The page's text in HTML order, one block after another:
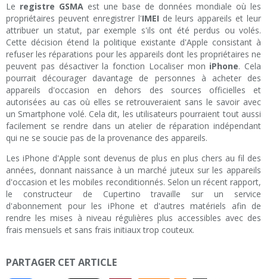
Le registre GSMA est une base de données mondiale où les
propriétaires peuvent enregistrer l'IMEI de leurs appareils et leur
attribuer un statut, par exemple s'ils ont été perdus ou volés.
Cette décision étend la politique existante d'Apple consistant à
refuser les réparations pour les appareils dont les propriétaires ne
peuvent pas désactiver la fonction Localiser mon iPhone. Cela
pourrait décourager davantage de personnes à acheter des
appareils d'occasion en dehors des sources officielles et
autorisées au cas où elles se retrouveraient sans le savoir avec
un Smartphone volé. Cela dit, les utilisateurs pourraient tout aussi
facilement se rendre dans un atelier de réparation indépendant
qui ne se soucie pas de la provenance des appareils.
Les iPhone d'Apple sont devenus de plus en plus chers au fil des
années, donnant naissance à un marché juteux sur les appareils
d'occasion et les mobiles reconditionnés. Selon un récent rapport,
le constructeur de Cupertino travaille sur un service
d'abonnement pour les iPhone et d'autres matériels afin de
rendre les mises à niveau régulières plus accessibles avec des
frais mensuels et sans frais initiaux trop couteux.
PARTAGER CET ARTICLE